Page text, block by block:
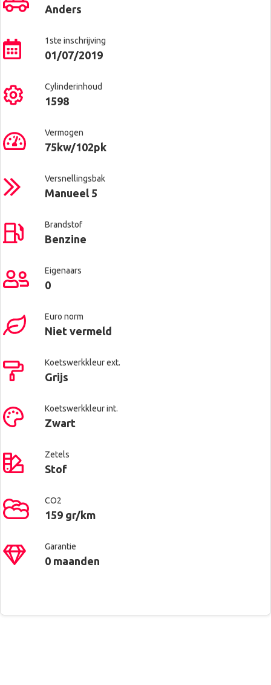
Anders
1ste inschrijving
01/07/2019
Cylinderinhoud
1598
Vermogen
75kw/102pk
Versnellingsbak
Manueel 5
Brandstof
Benzine
Eigenaars
0
Euro norm
Niet vermeld
Koetswerkkleur ext.
Grijs
Koetswerkkleur int.
Zwart
Zetels
Stof
CO2
159 gr/km
Garantie
0 maanden